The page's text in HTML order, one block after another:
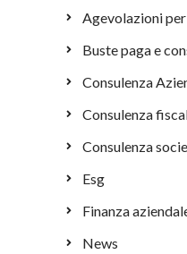
Agevolazioni
Buste paga e
Consulenza
Consulenza
Consulenza
Esg
Finanza
News